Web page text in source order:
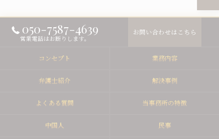
050-7587-4639
営業電話はお断りします。
お問い合わせはこちら
コンセプト 業務内容
弁護士紹介 解決事例
よくある質問 当事務所の特徴
中国人 民事